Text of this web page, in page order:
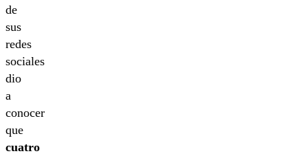
de
sus
redes
sociales
dio
a
conocer
que
cuatro